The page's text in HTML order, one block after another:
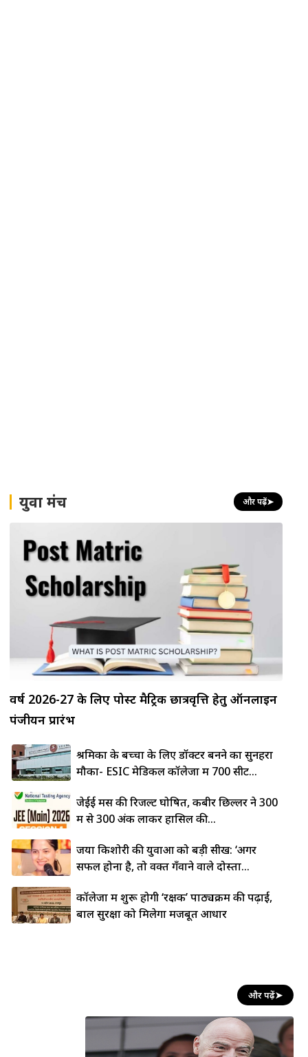
युवा मंच और पढ़ें➤
वर्ष 2026-27 के लिए पोस्ट मैट्रिक छात्रवृत्ति हेतु ऑनलाइन
पंजीयन प्रारंभ
श्रमिकों के बच्चों के लिए डॉक्टर बनने का सुनहरा
मौका- ESIC मेडिकल कॉलेजों में 700 सीटें...
जेईई मेंस की रिजल्ट घोषित, कबीर छिल्लर ने 300
में से 300 अंक लाकर हासिल की...
जया किशोरी की युवाओं को बड़ी सीख: ‘अगर
सफल होना है, तो वक्त गँवाने वाले दोस्तों...
कॉलेजों में शुरू होगी ‘रक्षक’ पाठ्यक्रम की पढ़ाई,
बाल सुरक्षा को मिलेगा मजबूत आधार
और पढ़ें➤